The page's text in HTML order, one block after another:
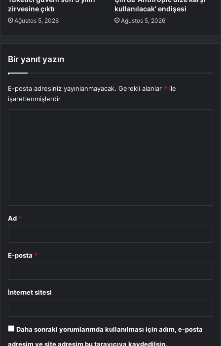
zirvesine çıktı
Ağustos 5, 2026
kullanılacak’ endişesi
Ağustos 5, 2026
Bir yanıt yazın
E-posta adresiniz yayınlanmayacak. Gerekli alanlar * ile
işaretlenmişlerdir
Ad *
E-posta *
İnternet sitesi
Daha sonraki yorumlarımda kullanılması için adım, e-posta
adresim ve site adresim bu tarayıcıya kaydedilsin.